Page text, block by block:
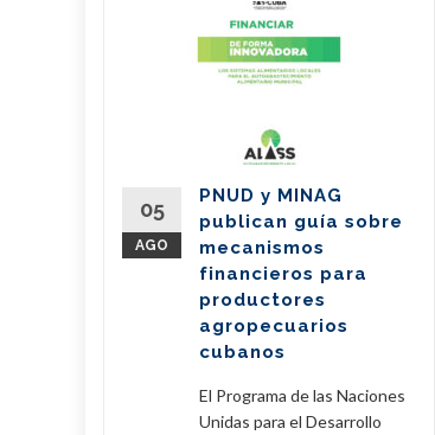
05
AGO
PNUD y MINAG
publican guía sobre
mecanismos
financieros para
productores
agropecuarios
cubanos
El Programa de las Naciones
Unidas para el Desarrollo